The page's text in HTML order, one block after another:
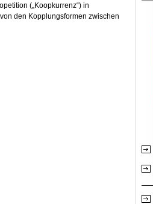
(„Koopkurrenz“) in
den Kopplungsformen zwischen